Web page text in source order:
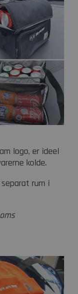
logo, er ideel
kolde.
rum i